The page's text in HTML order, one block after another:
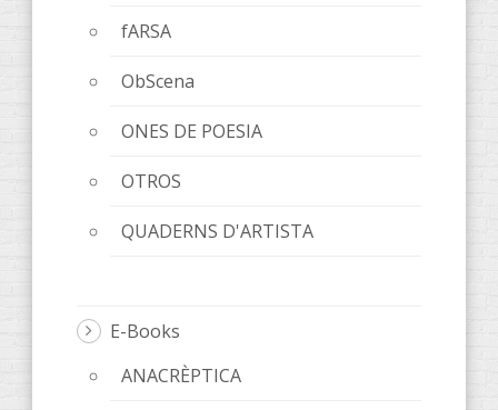
fARSA
ObScena
ONES DE POESIA
OTROS
QUADERNS D'ARTISTA
E-Books
ANACRÈPTICA